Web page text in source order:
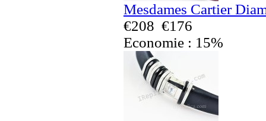
Mesdames Cartier
€208 €176
Economie : 15%